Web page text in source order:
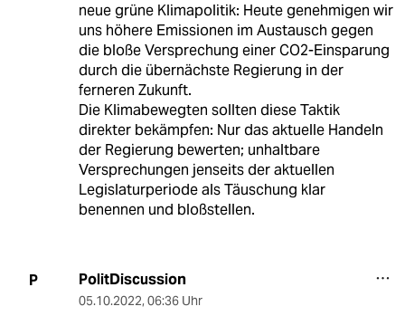
neue grüne Klimapolitik: Heute genehmigen wir
uns höhere Emissionen im Austausch gegen
die bloße Versprechung einer CO2-Einsparung
durch die übernächste Regierung in der
ferneren Zukunft.
Die Klimabewegten sollten diese Taktik
direkter bekämpfen: Nur das aktuelle Handeln
der Regierung bewerten; unhaltbare
Versprechungen jenseits der aktuellen
Legislaturperiode als Täuschung klar
benennen und bloßstellen.
P PolitDiscussion
05.10.2022, 06:36 Uhr